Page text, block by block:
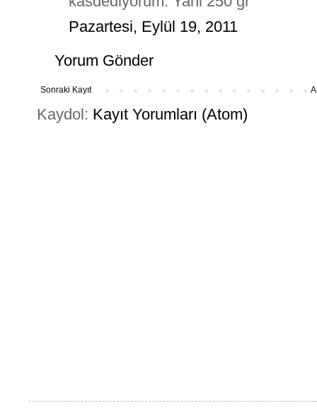
Pazartesi, Eylül 19, 2011
Yorum Gönder
Sonraki Kayıt
Kaydol: Kayıt Yorumları (Atom)